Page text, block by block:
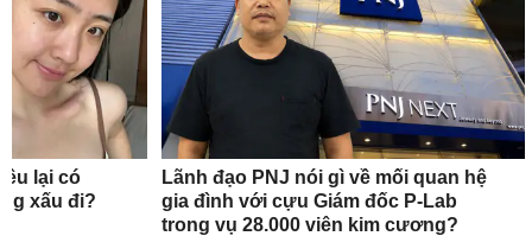
lại có
xấu đi?
Lãnh đạo PNJ nói gì về mối quan hệ
gia đình với cựu Giám đốc P-Lab
trong vụ 28.000 viên kim cương?